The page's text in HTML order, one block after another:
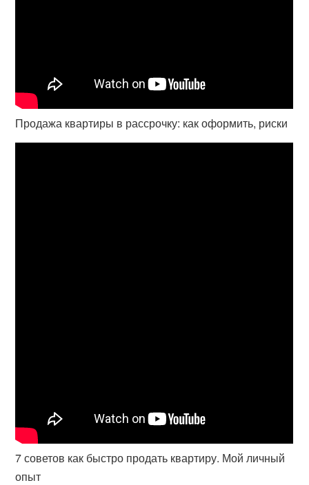
Продажа квартиры в рассрочку: как оформить, риски
7 советов как быстро продать квартиру. Мой личный
опыт